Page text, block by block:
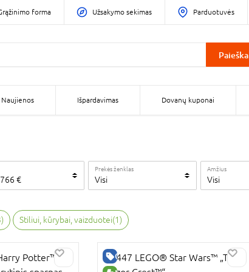
forma Užsakymo sekimas Parduotuvės
Paieška
Naujienos Išpardavimas Dovanų kuponai
766 €
Prekės ženklas
Visi
Amžius
Visi
) Stiliui, kūrybai, vaizduotei(1)
Potter™
GERA KAINA
75447 LEGO® Star Wars™ „The